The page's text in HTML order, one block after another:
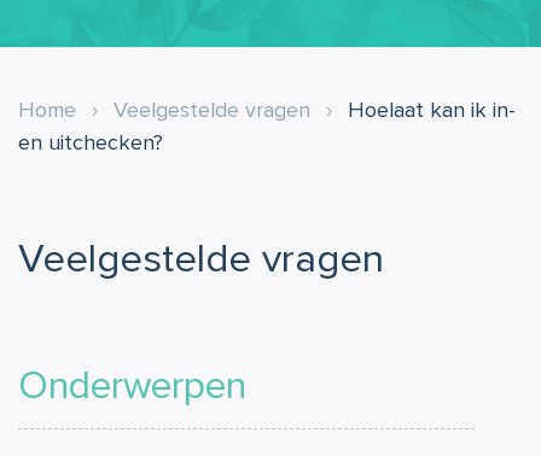
Home › Veelgestelde vragen ›
Hoelaat kan ik in-
en uitchecken?
Veelgestelde vragen
Onderwerpen